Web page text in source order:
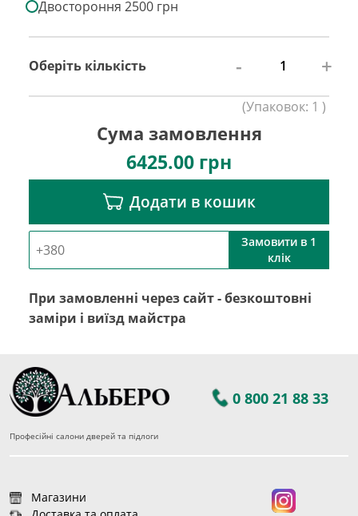
Двостороння 2500 грн
Оберіть кількість - +
(Упаковок: 1 )
Сума замовлення
6425.00 грн
Додати в кошик
Замовити в 1
клік
При замовленні через сайт - безкоштовні
заміри і виїзд майстра
0 800 21 88 33
Професійні салони дверей та підлоги
Магазини